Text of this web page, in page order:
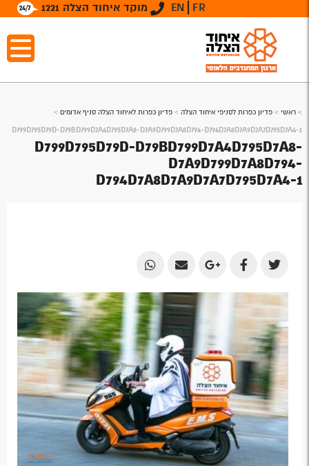
מוקד איחוד הצלה 1221 EN FR
> ראשי > פדיון כפרות לסניפי איחוד הצלה > פדיון כפרות לאיחוד הצלה סניף אדומים >
D799D795D79D-D79BD799D7A4D795D7A8-D7A9D799D7A8D794-D794D7A8D7A9D7A7D795D7A4-1
D799D795D79D-D79BD799D7A4D795D7A8-
D7A9D799D7A8D794-
D794D7A8D7A9D7A7D795D7A4-1
Share
on
Twitter
Share
on
Facebook
Share
on
Google
Plus
Share
by
Email
Share
by
Email